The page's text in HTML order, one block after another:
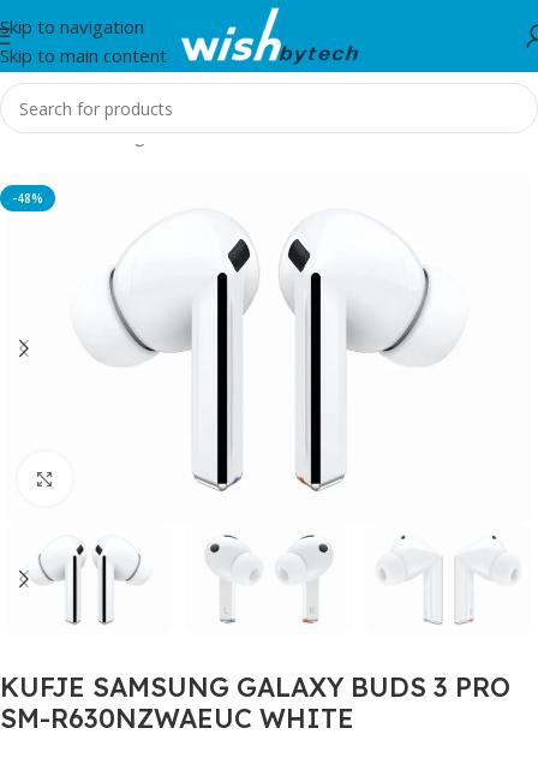
Skip to navigation
Skip to main content
Home/Samsung
-48%
Click to enlarge
KUFJE SAMSUNG GALAXY BUDS 3 PRO
SM-R630NZWAEUC WHITE